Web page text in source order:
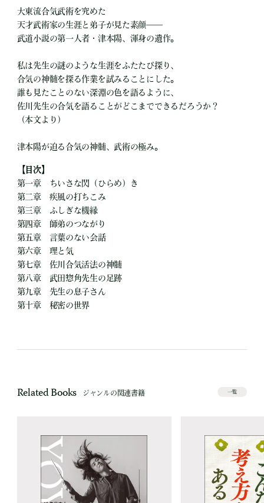
大東流合気武術を究めた
天才武術家の生涯と弟子が見た素顔――
武道小説の第一人者・津本陽、渾身の遺作。
私は先生の謎のような生涯をふたたび探り、
合気の神髄を探る作業を試みることにした。
誰も見たことのない深淵の色を語るように、
佐川先生の合気を語ることがどこまでできるだろうか？
（本文より）
津本陽が迫る合気の神髄、武術の極み。
【目次】
第一章 ちいさな閃（ひらめ）き
第二章 疾風の打ちこみ
第三章 ふしぎな機縁
第四章 師弟のつながり
第五章 言葉のない会話
第六章 理と気
第七章 佐川合気活法の神髄
第八章 武田惣角先生の足跡
第九章 先生の息子さん
第十章 秘密の世界
Related Books ジャンルの関連書籍 一覧